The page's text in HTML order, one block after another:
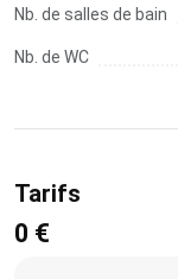
Nb. de salles de bain
Nb. de WC
Tarifs
0 €